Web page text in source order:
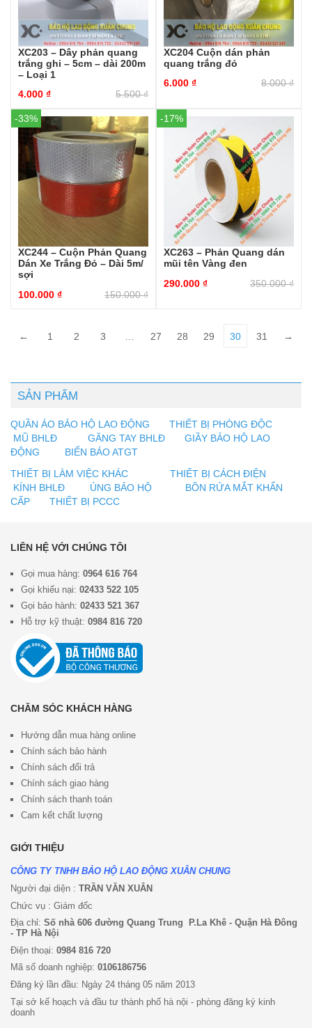
XC203 – Dây phản quang
trắng ghi – 5cm – dài 200m
– Loại 1
5.500₫
4.000 ₫
XC204 Cuộn dán phản
quang trắng đỏ
8.000₫
6.000 ₫
-33%
XC244 – Cuộn Phản Quang
Dán Xe Trắng Đỏ – Dài 5m/
sợi
150.000₫
100.000 ₫
-17%
XC263 – Phản Quang dán
mũi tên Vàng đen
350.000₫
290.000 ₫
← 1 2 3 27 28 29 30 31 →
SẢN PHẨM
QUẦN ÁO BẢO HỘ LAO ĐỘNG
THIẾT BỊ PHÒNG ĐỘC
MŨ BHLĐ
GĂNG TAY BHLĐ
GIẦY BẢO HỘ LAO
ĐỘNG
BIỂN BÁO ATGT
THIẾT BỊ LÀM VIỆC KHÁC
THIẾT BỊ CÁCH ĐIỆN
KÍNH BHLĐ
ỦNG BẢO HỘ
BỒN RỬA MẮT KHẨN
CẤP
THIẾT BỊ PCCC
LIÊN HỆ VỚI CHÚNG TÔI
Gọi mua hàng: 0964 616 764
Gọi khiếu nại: 02433 522 105
Gọi bảo hành: 02433 521 367
Hỗ trợ kỹ thuật: 0984 816 720
CHĂM SÓC KHÁCH HÀNG
Hướng dẫn mua hàng online
Chính sách bảo hành
Chính sách đổi trả
Chính sách giao hàng
Chính sách thanh toán
Cam kết chất lượng
GIỚI THIỆU
CÔNG TY TNHH BẢO HỘ LAO ĐỘNG XUÂN CHUNG
Người đại diện : TRẦN VĂN XUÂN
Chức vụ : Giám đốc
Địa chỉ: Số nhà 606 đường Quang Trung P.La Khê - Quận Hà Đông
- TP Hà Nội
Điện thoại: 0984 816 720
Mã số doanh nghiệp: 0106186756
Đăng ký lần đầu: Ngày 24 tháng 05 năm 2013
Tại sở kế hoạch và đầu tư thành phố hà nội - phòng đăng ký kinh
doanh